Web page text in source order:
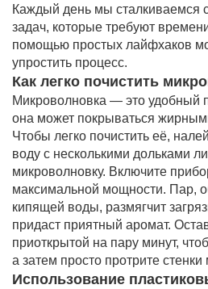
Каждый день мы сталкиваемся
задач, которые требуют
помощью простых лайфхаков
упростить процесс.
Как легко почистить
Микроволновка — это удобный
она может покрываться
Чтобы легко почистить её,
воду с несколькими дольками
микроволновку. Включите
максимальной мощности. Пар,
кипящей воды, размягчит
придаст приятный аромат.
приоткрытой на пару минут,
а затем просто протрите
Использование